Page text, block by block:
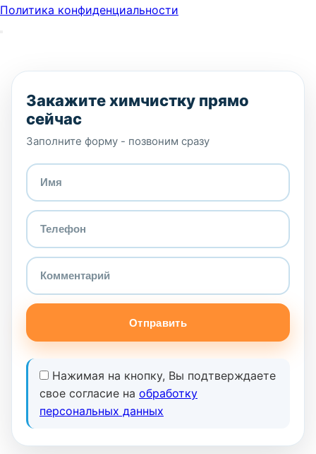
Политика конфиденциальности
Закажите химчистку прямо
сейчас
Заполните форму - позвоним сразу
Отправить
Нажимая на кнопку, Вы подтверждаете
свое согласие на обработку
персональных данных